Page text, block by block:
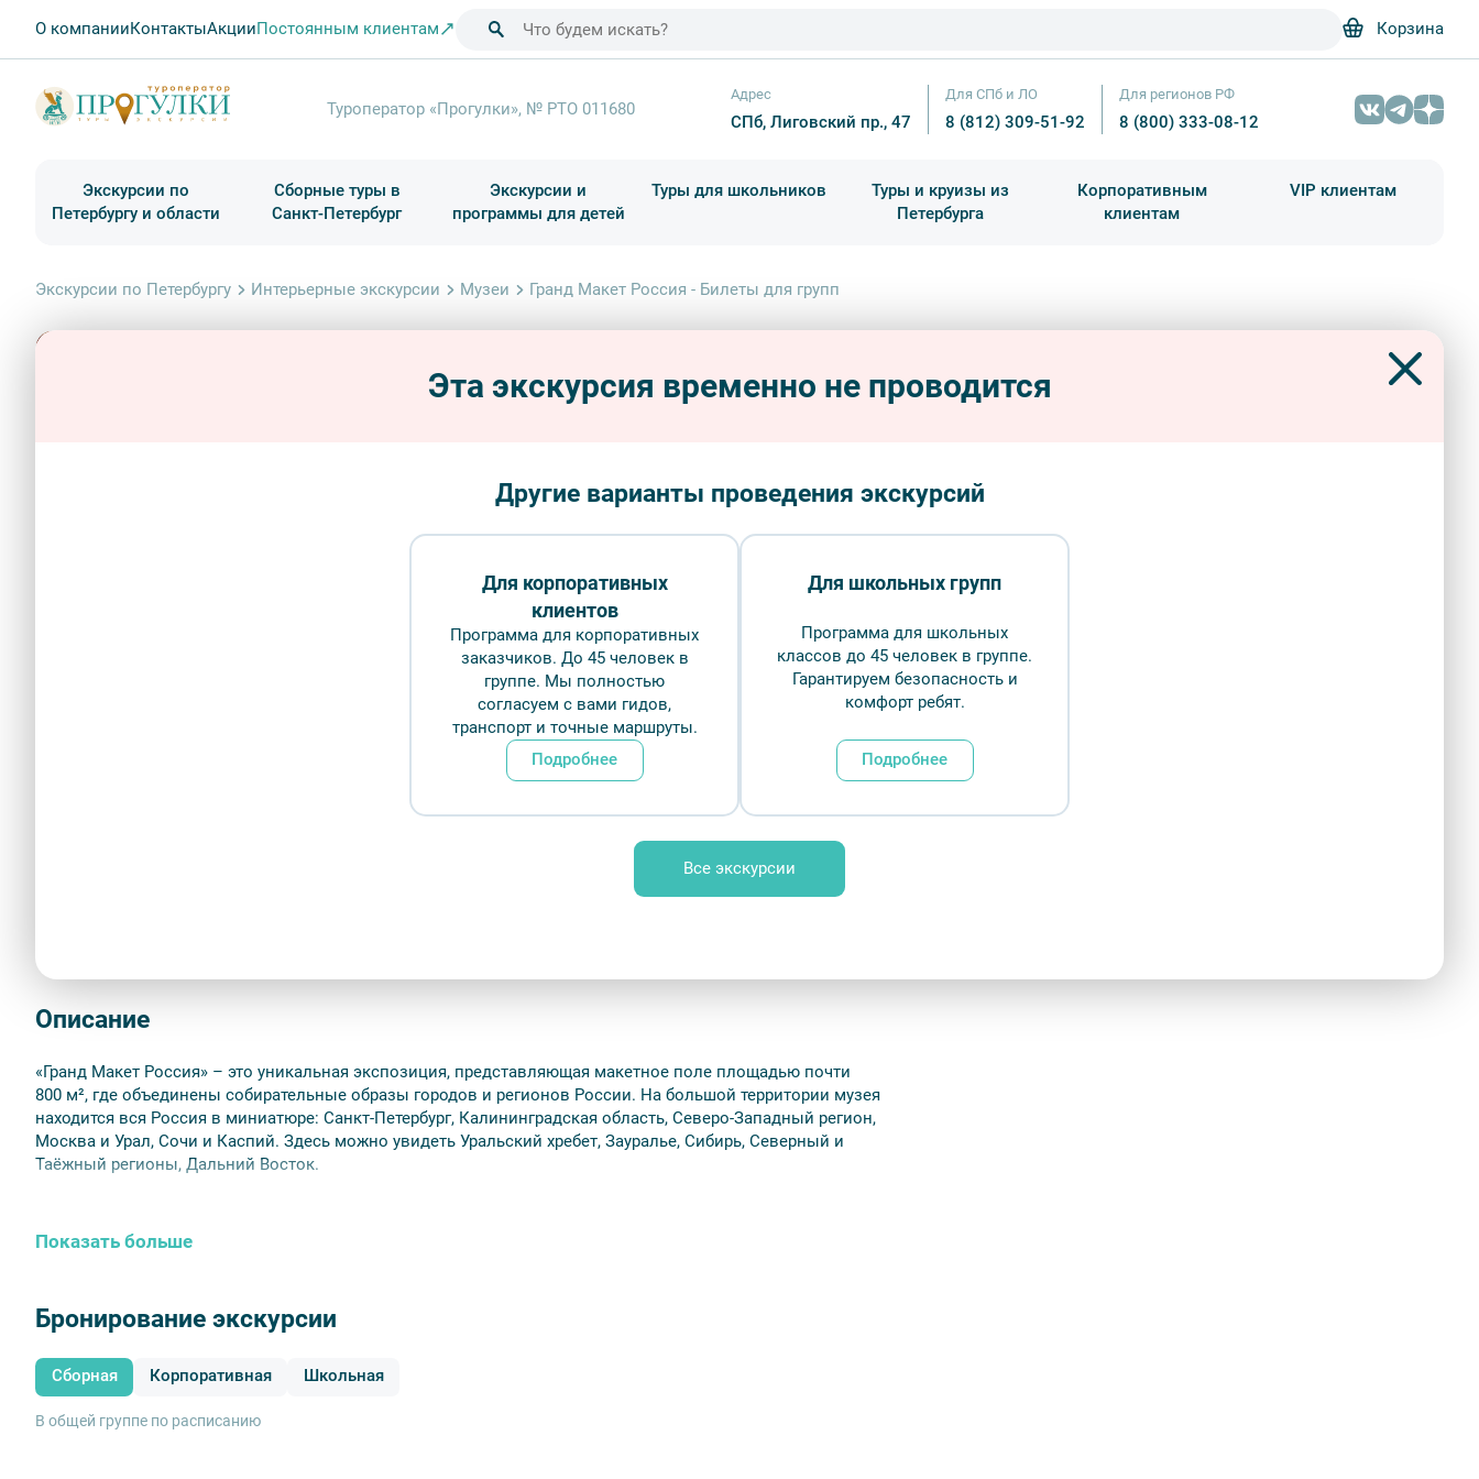
О компанииКонтактыАкцииПостоянным клиентам Корзина
Туроператор «Прогулки», № РТО 011680
Адрес
СПб, Лиговский пр., 47
Для СПб и ЛО
8 (812) 309-51-92
Для регионов РФ
8 (800) 333-08-12
Экскурсии по
Петербургу и области
Сборные туры в
Санкт-Петербург
Экскурсии и
программы для детей
Туры для школьников
Туры и круизы из
Петербурга
Корпоративным
клиентам
VIP клиентам
Экскурсии по Петербургу Интерьерные экскурсии Музеи Гранд Макет Россия - Билеты для групп
групп
Гранд Макет Россия - Билеты для групп — Фото № 4 — Фотобанк Лори / Алёна Ковальчук
₽
Временно не проводится
Обратно к разделу
Эта экскурсия временно не проводится
Другие варианты проведения экскурсий
Для корпоративных
клиентов
Программа для корпоративных
заказчиков. До 45 человек в
группе. Мы полностью
согласуем с вами гидов,
транспорт и точные маршруты.
Подробнее
Для школьных групп
Программа для школьных
классов до 45 человек в группе.
Гарантируем безопасность и
комфорт ребят.
Подробнее
Все экскурсии
Описание
«Гранд Макет Россия» – это уникальная экспозиция, представляющая макетное поле площадью почти
800 м², где объединены собирательные образы городов и регионов России. На большой территории музея
находится вся Россия в миниатюре: Санкт-Петербург, Калининградская область, Северо-Западный регион,
Москва и Урал, Сочи и Каспий. Здесь можно увидеть Уральский хребет, Зауралье, Сибирь, Северный и
Таёжный регионы, Дальний Восток.
Показать больше
Бронирование экскурсии
Сборная Корпоративная Школьная
В общей группе по расписанию